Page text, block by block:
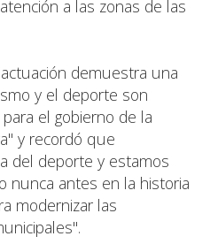
a las zonas de las
demuestra una
y el deporte son
el gobierno de la
y recordó que
del deporte y estamos
nunca antes en la historia
modernizar las